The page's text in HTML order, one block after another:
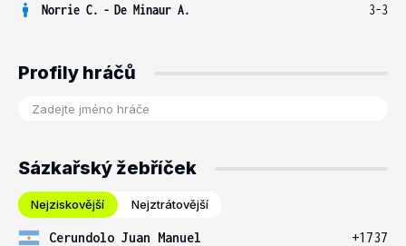
Norrie C. - De Minaur A. 3-3
Profily hráčů
Sázkařský žebříček
Nejziskovější Nejztrátovější
Cerundolo Juan Manuel
+1737